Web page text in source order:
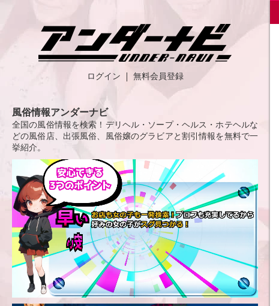
ログイン 無料会員登録
風俗情報アンダーナビ
全国の風俗情報を検索！デリヘル・ソープ・ヘルス・ホテヘルな
どの風俗店、出張風俗、風俗嬢のグラビアと割引情報を無料で一
挙紹介。